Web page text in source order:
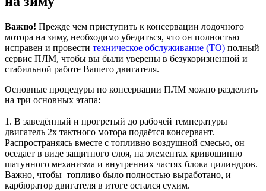
Важно! Прежде чем приступить к консервации лодочного
мотора на зиму, необходимо убедиться, что он полностью
исправен и провести техническое обслуживание (ТО) полный
сервис ПЛМ, чтобы вы были уверены в безукоризненной и
стабильной работе Вашего двигателя.
Основные процедуры по консервации ПЛМ можно разделить
на три основных этапа:
1. В заведённый и прогретый до рабочей температуры
двигатель 2х тактного мотора подаётся консервант.
Распространяясь вместе с топливно воздушной смесью, он
оседает в виде защитного слоя, на элементах кривошипно
шатунного механизма и внутренних частях блока цилиндров.
Важно, чтобы топливо было полностью выработано, и
карбюратор двигателя в итоге остался сухим.